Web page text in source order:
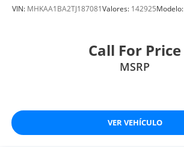
VIN: MHKAA1BA2TJ187081Valores: 142925Modelo:
Call For Price
MSRP
VER VEHÍCULO